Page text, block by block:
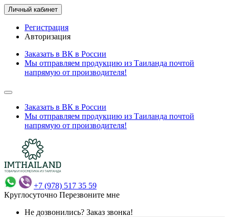
Личный кабинет
Регистрация
Авторизация
Заказать в ВК в России
Мы отправляем продукцию из Таиланда почтой
напрямую от производителя!
Заказать в ВК в России
Мы отправляем продукцию из Таиланда почтой
напрямую от производителя!
+7 (978) 517 35 59
Круглосуточно Перезвоните мне
Не дозвонились? Заказ звонка!